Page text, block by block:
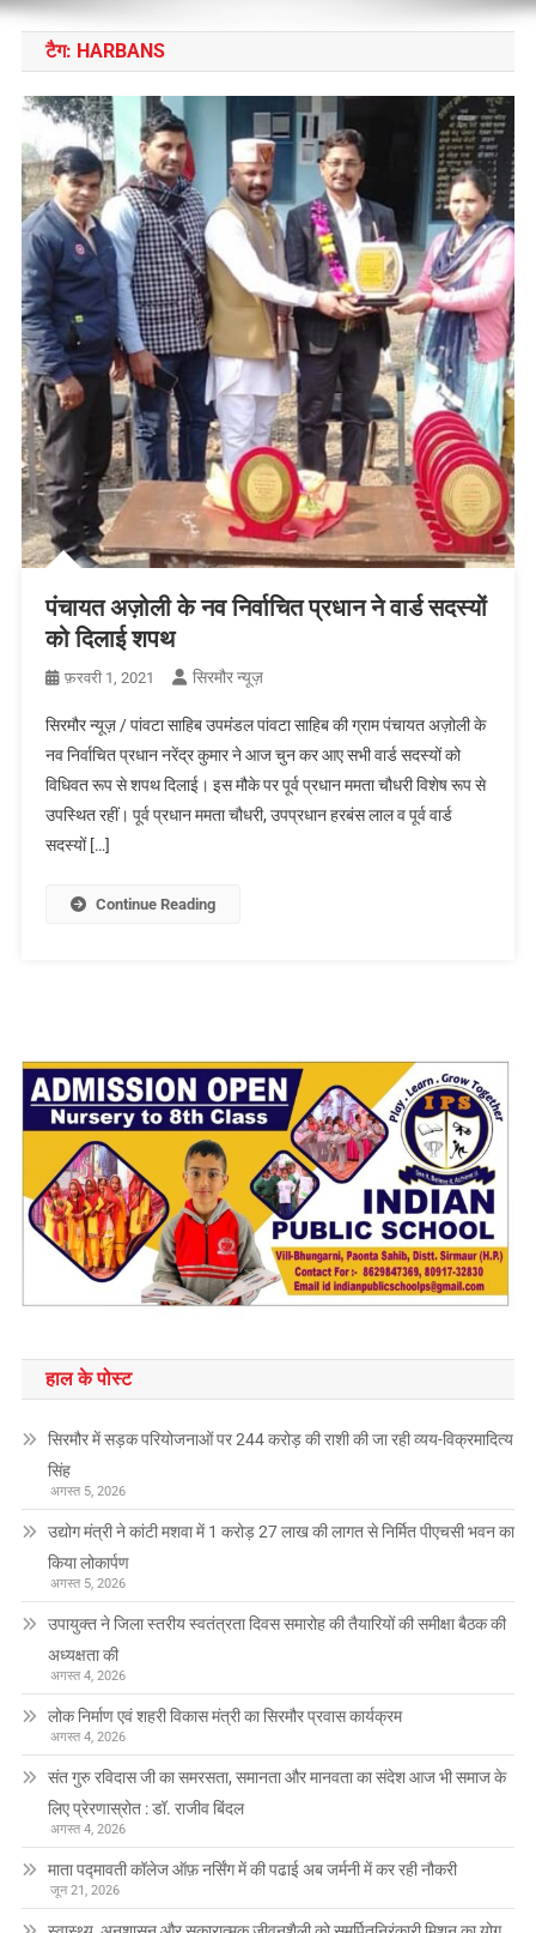
टैग: HARBANS
पंचायत अज़ोली के नव निर्वाचित प्रधान ने वार्ड सदस्यों
को दिलाई शपथ
फ़रवरी 1, 2021 सिरमौर न्यूज़
सिरमौर न्यूज़ / पांवटा साहिब उपमंंडल पांवटा साहिब की ग्राम पंचायत अज़ोली के
नव निर्वाचित प्रधान नरेंद्र कुमार ने आज चुन कर आए सभी वार्ड सदस्यों को
विधिवत रूप से शपथ दिलाई। इस मौके पर पूर्व प्रधान ममता चौधरी विशेष रूप से
उपस्थित रहीं। पूर्व प्रधान ममता चौधरी, उपप्रधान हरबंस लाल व पूर्व वार्ड
सदस्यों […]
Continue Reading
हाल के पोस्ट
सिरमौर में सड़क परियोजनाओं पर 244 करोड़ की राशी की जा रही व्यय-विक्रमादित्य
सिंह
अगस्त 5, 2026
उद्योग मंत्री ने कांटी मशवा में 1 करोड़ 27 लाख की लागत से निर्मित पीएचसी भवन का
किया लोकार्पण
अगस्त 5, 2026
उपायुक्त ने जिला स्तरीय स्वतंत्रता दिवस समारोह की तैयारियों की समीक्षा बैठक की
अध्यक्षता की
अगस्त 4, 2026
लोक निर्माण एवं शहरी विकास मंत्री का सिरमौर प्रवास कार्यक्रम
अगस्त 4, 2026
संत गुरु रविदास जी का समरसता, समानता और मानवता का संदेश आज भी समाज के
लिए प्रेरणास्रोत : डॉ. राजीव बिंदल
अगस्त 4, 2026
माता पद्मावती कॉलेज ऑफ़ नर्सिंग में की पढाई अब जर्मनी में कर रही नौकरी
जून 21, 2026